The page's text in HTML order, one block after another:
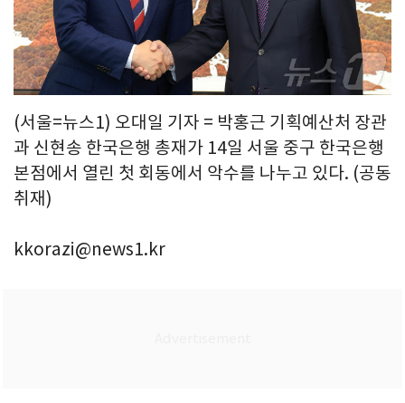
(서울=뉴스1) 오대일 기자 = 박홍근 기획예산처 장관
과 신현송 한국은행 총재가 14일 서울 중구 한국은행
본점에서 열린 첫 회동에서 악수를 나누고 있다. (공동
취재)
kkorazi@news1.kr